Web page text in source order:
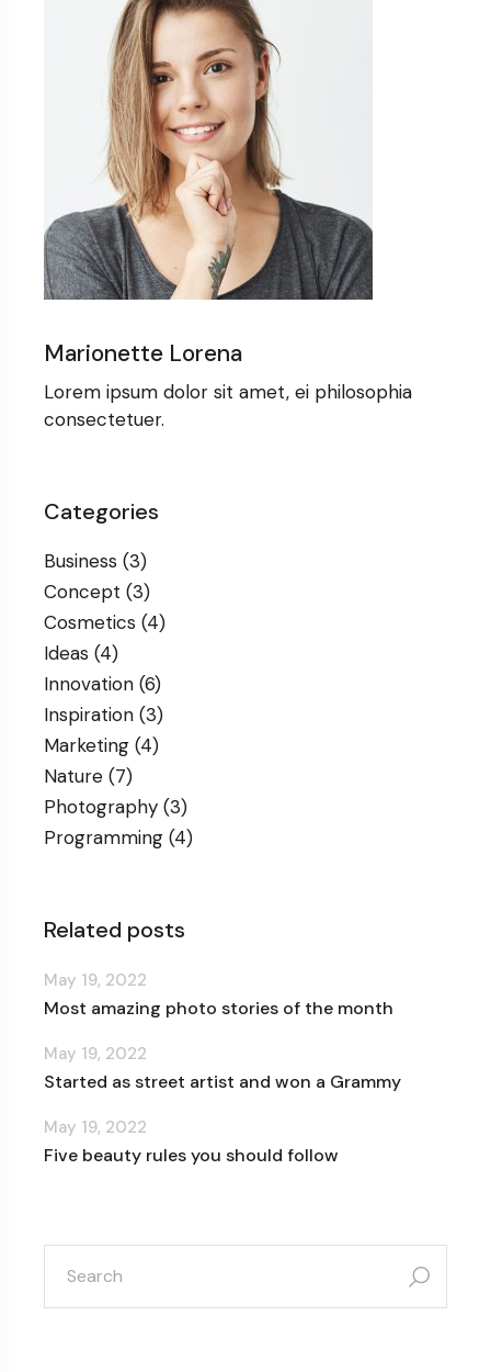
Marionette Lorena
Lorem ipsum dolor sit amet, ei philosophia
consectetuer.
Categories
Business (3)
Concept (3)
Cosmetics (4)
Ideas (4)
Innovation (6)
Inspiration (3)
Marketing (4)
Nature (7)
Photography (3)
Programming (4)
Related posts
Most amazing photo stories of the month
May 19, 2022
Started as street artist and won a Grammy
May 19, 2022
Five beauty rules you should follow
May 19, 2022
search
for: